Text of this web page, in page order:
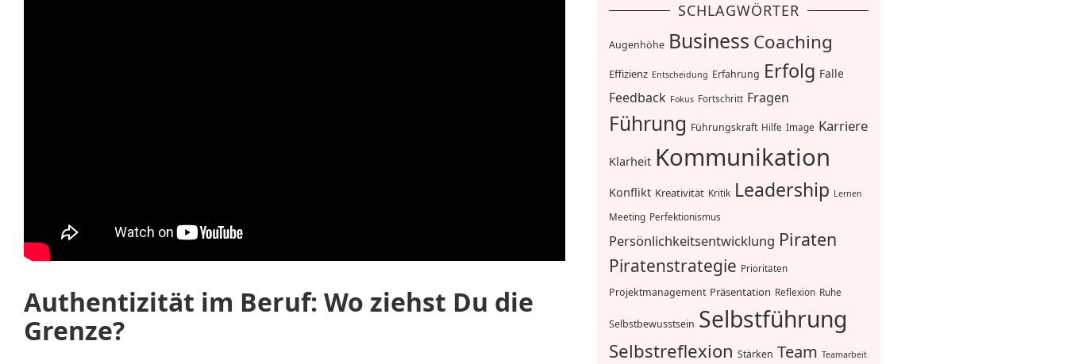
Authentizität im Beruf: Wo ziehst Du die
Grenze?
SCHLAGWÖRTER
Augenhöhe Business Coaching
Effizienz Entscheidung Erfahrung Erfolg Falle
Feedback Fokus Fortschritt Fragen
Führung Führungskraft Hilfe Image Karriere
Klarheit Kommunikation
Konflikt Kreativität Kritik Leadership Lernen
Meeting Perfektionismus
Persönlichkeitsentwicklung Piraten
Piratenstrategie Prioritäten
Projektmanagement Präsentation Reflexion Ruhe
Selbstbewusstsein Selbstführung
Selbstreflexion Stärken Team Teamarbeit